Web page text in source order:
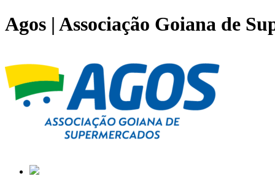
Agos | Associação Goiana de